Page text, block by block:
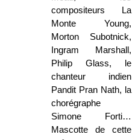
compositeurs La
Monte Young,
Morton Subotnick,
Ingram Marshall,
Philip Glass, le
chanteur indien
Pandit Pran Nath, la
chorégraphe
Simone Forti…
Mascotte de cette